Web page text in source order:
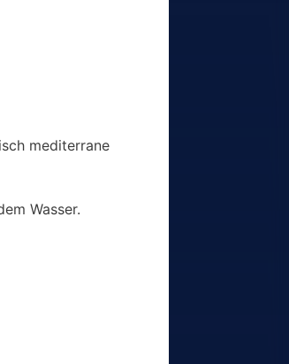
mediterrane
Wasser.